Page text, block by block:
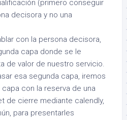
(primero conseguir
decisora y no una
con la persona decisora,
capa donde se le
de valor de nuestro servicio.
esa segunda capa, iremos
con la reserva de una
de cierre mediante calendly,
para presentarles